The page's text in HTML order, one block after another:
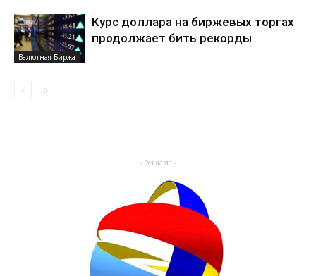
Валютная Биржа
Курс доллара на биржевых торгах
продолжает бить рекорды
- Реклама -